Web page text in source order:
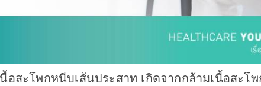
อสะโพกหนีบเส้นประสาท เกิดจากกล้ามเนื้อสะ